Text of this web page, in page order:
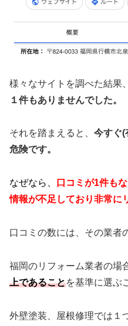
様々なサイトを調べた結果、
１件もありませんでした。
それを踏まえると、 今すぐ(
危険です。
なぜなら、
口コミが1件も
情報が不足しており非常に
口コミの数には、その業者
福岡のリフォーム業者の場
上であることを基準に選ぶ
外壁塗装、屋根修理では１